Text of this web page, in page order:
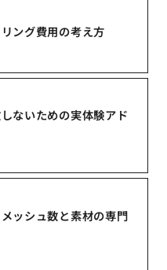
ング費用の考え方
ないための実体験アド
ッシュ数と素材の専門